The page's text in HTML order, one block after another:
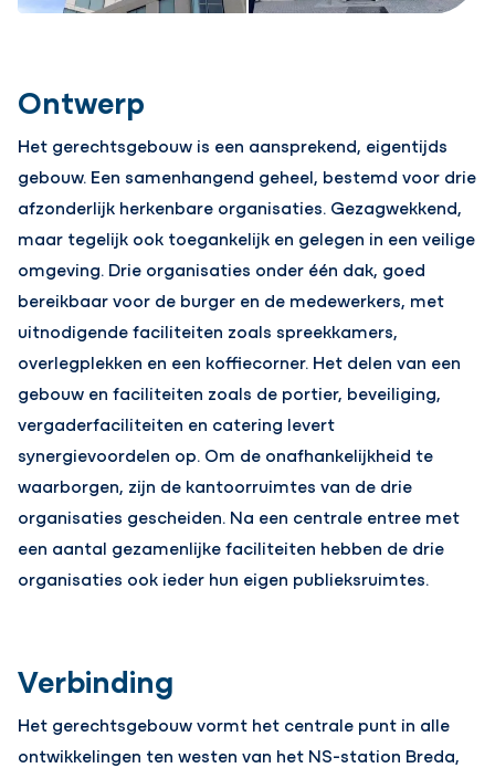
Ontwerp
Het gerechtsgebouw is een aansprekend, eigentijds
gebouw. Een samenhangend geheel, bestemd voor drie
afzonderlijk herkenbare organisaties. Gezagwekkend,
maar tegelijk ook toegankelijk en gelegen in een veilige
omgeving. Drie organisaties onder één dak, goed
bereikbaar voor de burger en de medewerkers, met
uitnodigende faciliteiten zoals spreekkamers,
overlegplekken en een koffiecorner. Het delen van een
gebouw en faciliteiten zoals de portier, beveiliging,
vergaderfaciliteiten en catering levert
synergievoordelen op. Om de onafhankelijkheid te
waarborgen, zijn de kantoorruimtes van de drie
organisaties gescheiden. Na een centrale entree met
een aantal gezamenlijke faciliteiten hebben de drie
organisaties ook ieder hun eigen publieksruimtes.
Verbinding
Het gerechtsgebouw vormt het centrale punt in alle
ontwikkelingen ten westen van het NS-station Breda,